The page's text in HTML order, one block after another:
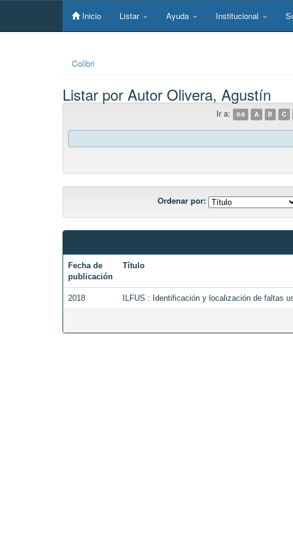
Skip
Inicio Listar Ayuda Institucional
Colibri
Listar por Autor Olivera, Agustín
Ir a: 0-9 A B C
Ordenar por:
Fecha de
publicación
Título
2018 ILFUS : Identificación y localización de faltas